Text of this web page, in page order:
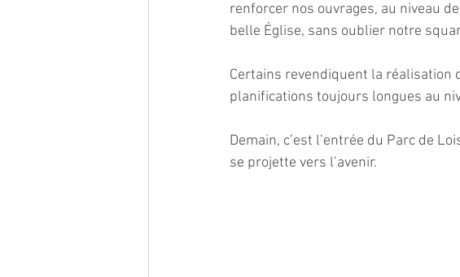
renforcer nos ouvrages, au niveau
belle Église, sans oublier notre
Certains revendiquent la réalisation
planifications toujours longues au
Demain, c’est l’entrée du Parc de
se projette vers l’avenir.